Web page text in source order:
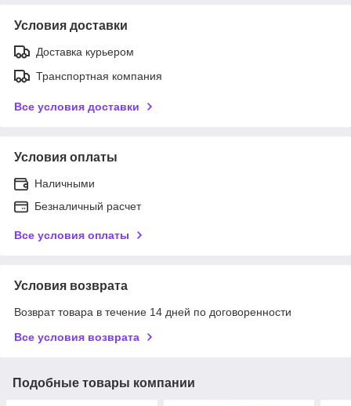
Условия доставки
Доставка курьером
Транспортная компания
Все условия доставки
Условия оплаты
Наличными
Безналичный расчет
Все условия оплаты
Условия возврата
Возврат товара в течение 14 дней по договоренности
Все условия возврата
Подобные товары компании